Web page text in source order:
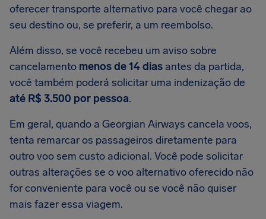
oferecer transporte alternativo para você chegar ao
seu destino ou, se preferir, a um reembolso.
Além disso, se você recebeu um aviso sobre
cancelamento menos de 14 dias antes da partida,
você também poderá solicitar uma indenização de
até R$ 3.500 por pessoa.
Em geral, quando a Georgian Airways cancela voos,
tenta remarcar os passageiros diretamente para
outro voo sem custo adicional. Você pode solicitar
outras alterações se o voo alternativo oferecido não
for conveniente para você ou se você não quiser
mais fazer essa viagem.